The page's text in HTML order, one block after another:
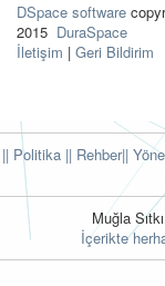
DSpace software
2015 DuraSpace
İletişim | Geri Bildirim
|| Politika || Rehber||
Muğla
İçerikte